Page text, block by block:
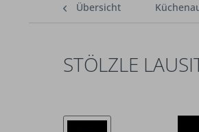
Übersicht
STÖLZLE